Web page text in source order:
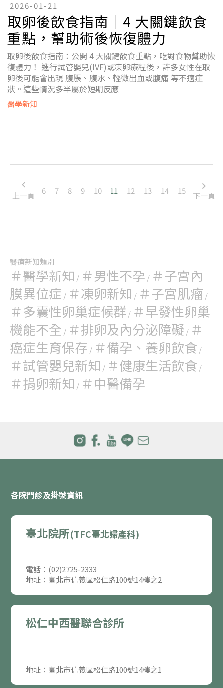
2026-01-21
取卵後飲食指南｜4 大關鍵飲食
重點，幫助術後恢復體力
取卵後飲食指南：公開 4 大關鍵飲食重點，吃對食物幫助恢
復體力！ 進行試管嬰兒(IVF)或凍卵療程後，許多女性在取
卵後可能會出現 腹脹、腹水、輕微出血或腹痛 等不適症
狀。這些情況多半屬於短期反應
醫學新知
上一頁 6 7 8 9 10 11 12 13 14 15 下一頁
醫療新知類別
＃醫學新知 / ＃男性不孕 / ＃子宮內
膜異位症 / ＃凍卵新知 / ＃子宮肌瘤 /
＃多囊性卵巢症候群 / ＃早發性卵巢
機能不全 / ＃排卵及內分泌障礙 / ＃
癌症生育保存 / ＃備孕、養卵飲食/
＃試管嬰兒新知 / ＃健康生活飲食/
＃捐卵新知 / ＃中醫備孕
各院門診及掛號資訊
臺北院所(TFC臺北婦產科)
電話：(02)2725-2333
地址：臺北市信義區松仁路100號14樓之2
松仁中西醫聯合診所
地址：臺北市信義區松仁路100號14樓之1